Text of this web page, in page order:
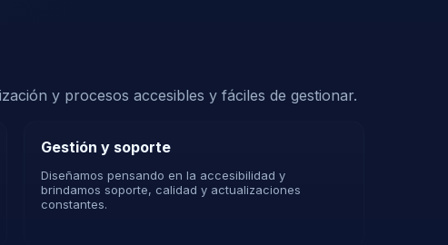
y procesos accesibles y fáciles de gestionar.
Gestión y soporte
Diseñamos pensando en la accesibilidad y
brindamos soporte, calidad y actualizaciones
constantes.